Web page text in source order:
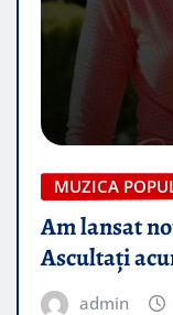
MUZICA
Am lansat
Ascultați
admin